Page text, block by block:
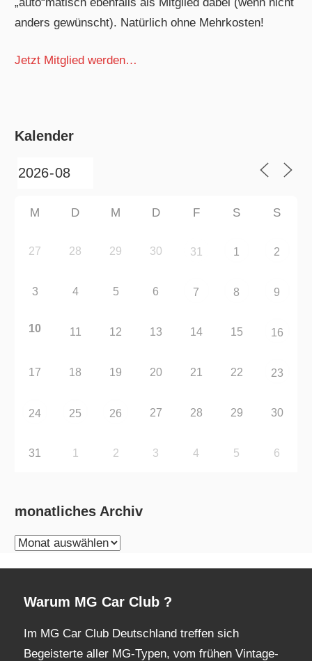
anders gewünscht). Natürlich ohne Mehrkosten!
Jetzt Mitglied werden…
Kalender
M D M D F S S
27 28 29 30 31 1 2
3 4 5 6 7 8 9
10 11 12 13 14 15 16
17 18 19 20 21 22 23
24 25 26 27 28 29 30
31 1 2 3 4 5 6
monatliches Archiv
monatliches
Warum MG Car Club ?
Im MG Car Club Deutschland treffen sich
Begeisterte aller MG-Typen, vom frühen Vintage-